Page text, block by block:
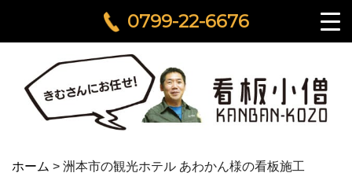
0799-22-6676
ホーム > 洲本市の観光ホテル あわかん様の看板施工